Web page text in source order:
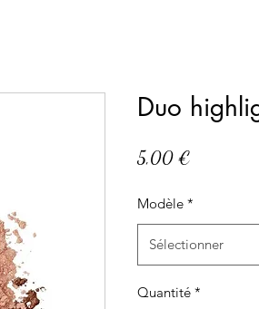
Duo
5,00 €
Modèle *
Sélectionner
Quantité *